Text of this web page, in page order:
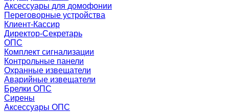
Аксессуары для домофонии
Переговорные устройства
Клиент-Кассир
Директор-Секретарь
ОПС
Комплект сигнализации
Контрольные панели
Охранные извещатели
Аварийные извещатели
Брелки ОПС
Сирены
Аксессуары ОПС